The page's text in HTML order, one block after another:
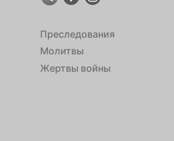
Преследования
Молитвы
Жертвы войны